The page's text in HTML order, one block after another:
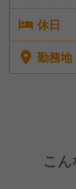
休日
勤務地
こ